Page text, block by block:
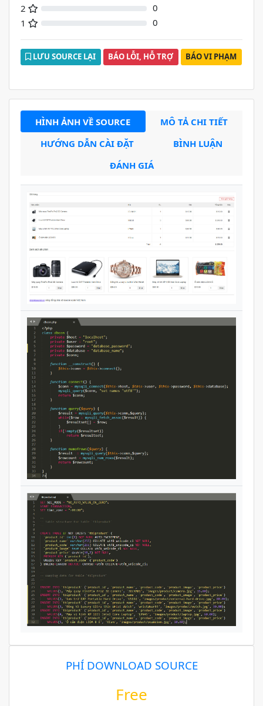
2
0
1
0
LƯU SOURCE LẠI BÁO LỖI, HỖ TRỢ BÁO VI PHẠM
HÌNH ẢNH VỀ SOURCE
MÔ TẢ CHI TIẾT
HƯỚNG DẪN CÀI ĐẶT
BÌNH LUẬN
ĐÁNH GIÁ
PHÍ DOWNLOAD SOURCE
Free